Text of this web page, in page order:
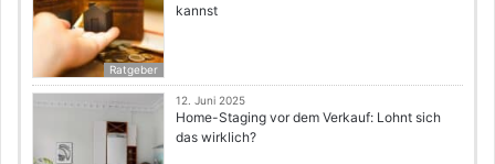
Ratgeber
kannst
12. Juni 2025
Home-Staging vor dem Verkauf: Lohnt sich
das wirklich?